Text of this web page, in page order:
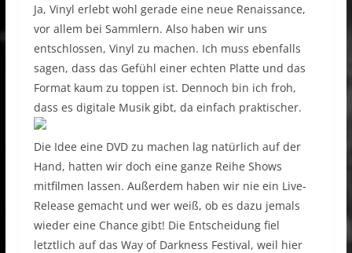
Ja, Vinyl erlebt wohl gerade eine neue Renaissance,
vor allem bei Sammlern. Also haben wir uns
entschlossen, Vinyl zu machen. Ich muss ebenfalls
sagen, dass das Gefühl einer echten Platte und das
Format kaum zu toppen ist. Dennoch bin ich froh,
dass es digitale Musik gibt, da einfach praktischer.
Die Idee eine DVD zu machen lag natürlich auf der
Hand, hatten wir doch eine ganze Reihe Shows
mitfilmen lassen. Außerdem haben wir nie ein Live-
Release gemacht und wer weiß, ob es dazu jemals
wieder eine Chance gibt! Die Entscheidung fiel
letztlich auf das Way of Darkness Festival, weil hier